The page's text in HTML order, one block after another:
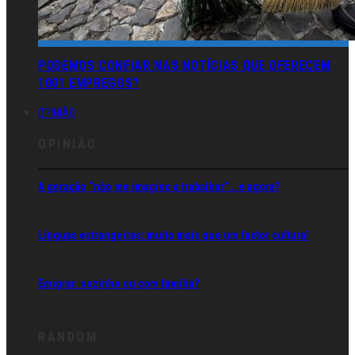
PODEMOS CONFIAR NAS NOTÍCIAS QUE OFERECEM
1001 EMPREGOS?
OPINIÃO
A geração “não me imagino a trabalhar”… e agora?
Línguas estrangeiras: muito mais que um factor cultural
Emigrar: sozinho ou com família?